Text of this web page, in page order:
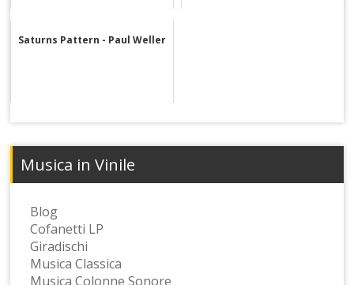
Saturns Pattern - Paul Weller
Musica in Vinile
Blog
Cofanetti LP
Giradischi
Musica Classica
Musica Colonne Sonore